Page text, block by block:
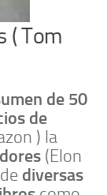
( Tom
de 50
de
) la
(Elon
diversas